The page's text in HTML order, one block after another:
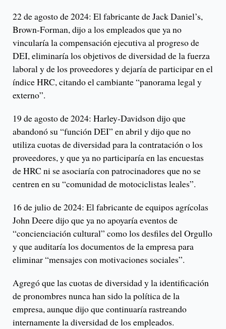
22 de agosto de 2024: El fabricante de Jack Daniel’s,
Brown-Forman, dijo a los empleados que ya no
vincularía la compensación ejecutiva al progreso de
DEI, eliminaría los objetivos de diversidad de la fuerza
laboral y de los proveedores y dejaría de participar en el
índice HRC, citando el cambiante “panorama legal y
externo”.
19 de agosto de 2024: Harley-Davidson dijo que
abandonó su “función DEI” en abril y dijo que no
utiliza cuotas de diversidad para la contratación o los
proveedores, y que ya no participaría en las encuestas
de HRC ni se asociaría con patrocinadores que no se
centren en su “comunidad de motociclistas leales”.
16 de julio de 2024: El fabricante de equipos agrícolas
John Deere dijo que ya no apoyaría eventos de
“concienciación cultural” como los desfiles del Orgullo
y que auditaría los documentos de la empresa para
eliminar “mensajes con motivaciones sociales”.
Agregó que las cuotas de diversidad y la identificación
de pronombres nunca han sido la política de la
empresa, aunque dijo que continuaría rastreando
internamente la diversidad de los empleados.